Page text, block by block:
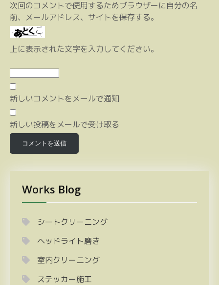
次回のコメントで使用するためブラウザーに自分の名
前、メールアドレス、サイトを保存する。
上に表示された文字を入力してください。
新しいコメントをメールで通知
新しい投稿をメールで受け取る
Works Blog
シートクリーニング
ヘッドライト磨き
室内クリーニング
ステッカー施工